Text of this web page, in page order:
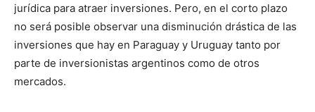
jurídica para atraer inversiones. Pero, en el corto plazo
no será posible observar una disminución drástica de las
inversiones que hay en Paraguay y Uruguay tanto por
parte de inversionistas argentinos como de otros
mercados.